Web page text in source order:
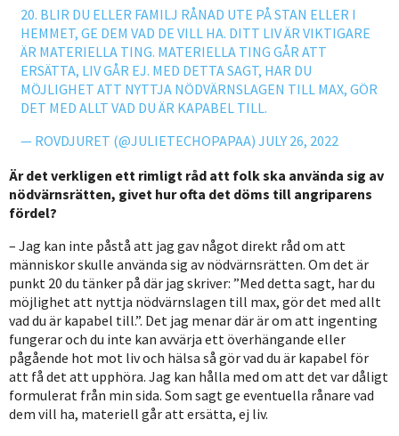
20. BLIR DU ELLER FAMILJ RÅNAD UTE PÅ STAN ELLER I
HEMMET, GE DEM VAD DE VILL HA. DITT LIV ÄR VIKTIGARE
ÄR MATERIELLA TING. MATERIELLA TING GÅR ATT
ERSÄTTA, LIV GÅR EJ. MED DETTA SAGT, HAR DU
MÖJLIGHET ATT NYTTJA NÖDVÄRNSLAGEN TILL MAX, GÖR
DET MED ALLT VAD DU ÄR KAPABEL TILL.
— ROVDJURET (@JULIETECHOPAPAA) JULY 26, 2022
Är det verkligen ett rimligt råd att folk ska använda sig av
nödvärnsrätten, givet hur ofta det döms till angriparens
fördel?
Jag kan inte påstå att jag gav något direkt råd om att
människor skulle använda sig av nödvärnsrätten. Om det är
punkt 20 du tänker på där jag skriver: ”Med detta sagt, har du
möjlighet att nyttja nödvärnslagen till max, gör det med allt
vad du är kapabel till.”. Det jag menar där är om att ingenting
fungerar och du inte kan avvärja ett överhängande eller
pågående hot mot liv och hälsa så gör vad du är kapabel för
att få det att upphöra. Jag kan hålla med om att det var dåligt
formulerat från min sida. Som sagt ge eventuella rånare vad
dem vill ha, materiell går att ersätta, ej liv.